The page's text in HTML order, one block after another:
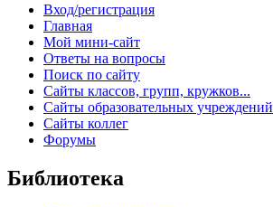
Вход/регистрация
Главная
Мой мини-сайт
Ответы на вопросы
Поиск по сайту
Сайты классов, групп, кружков...
Сайты образовательных учреждений
Сайты коллег
Форумы
Библиотека